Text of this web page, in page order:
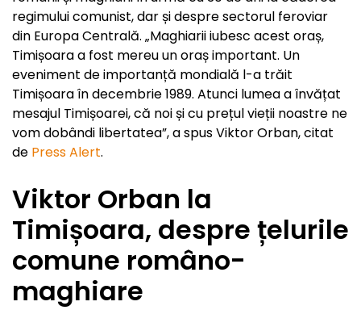
regimului comunist, dar și despre sectorul feroviar
din Europa Centrală. „Maghiarii iubesc acest oraș,
Timișoara a fost mereu un oraș important. Un
eveniment de importanță mondială l-a trăit
Timișoara în decembrie 1989. Atunci lumea a învățat
mesajul Timișoarei, că noi și cu prețul vieții noastre ne
vom dobândi libertatea”, a spus Viktor Orban, citat
de Press Alert.
Viktor Orban la
Timișoara, despre țelurile
comune româno-
maghiare